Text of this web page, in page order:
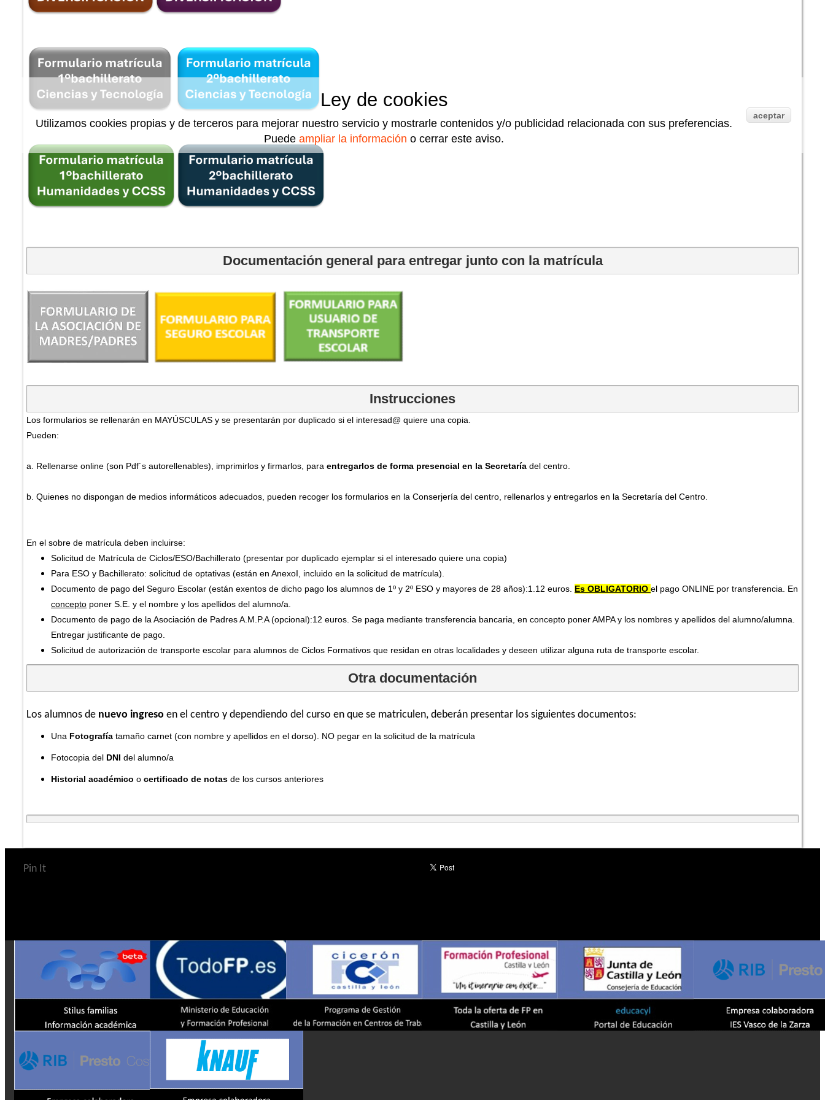
Documentación general para entregar junto con la matrícula
Instrucciones
Los formularios se rellenarán en MAYÚSCULAS y se presentarán por duplicado si el interesad@ quiere una copia.
Pueden:
a. Rellenarse online (son Pdf´s autorellenables), imprimirlos y firmarlos, para entregarlos de forma presencial en la Secretaría del centro.
b. Quienes no dispongan de medios informáticos adecuados, pueden recoger los formularios en la Conserjería del centro, rellenarlos y entregarlos en la Secretaría del Centro.
En el sobre de matrícula deben incluirse:
Solicitud de Matrícula de Ciclos/ESO/Bachillerato (presentar por duplicado ejemplar si el interesado quiere una copia)
Para ESO y Bachillerato: solicitud de optativas (están en AnexoI, incluido en la solicitud de matrícula).
Documento de pago del Seguro Escolar (están exentos de dicho pago los alumnos de 1º y 2º ESO y mayores de 28 años):1.12 euros. Es OBLIGATORIO el pago ONLINE por transferencia. En
concepto poner S.E. y el nombre y los apellidos del alumno/a.
Documento de pago de la Asociación de Padres A.M.P.A (opcional):12 euros. Se paga mediante transferencia bancaria, en concepto poner AMPA y los nombres y apellidos del alumno/alumna.
Entregar justificante de pago.
Solicitud de autorización de transporte escolar para alumnos de Ciclos Formativos que residan en otras localidades y deseen utilizar alguna ruta de transporte escolar.
Otra documentación
Los alumnos de nuevo ingreso en el centro y dependiendo del curso en que se matriculen, deberán presentar los siguientes documentos:
Una Fotografía tamaño carnet (con nombre y apellidos en el dorso). NO pegar en la solicitud de la matrícula
Fotocopia del DNI del alumno/a
Historial académico o certificado de notas de los cursos anteriores
Pin It
Ley de cookies
Utilizamos cookies propias y de terceros para mejorar nuestro servicio y mostrarle contenidos y/o publicidad relacionada con sus preferencias.
Puede ampliar la información o cerrar este aviso.
aceptar